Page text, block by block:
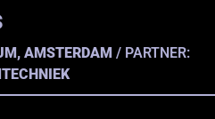
AMSTERDAM / PARTNER: